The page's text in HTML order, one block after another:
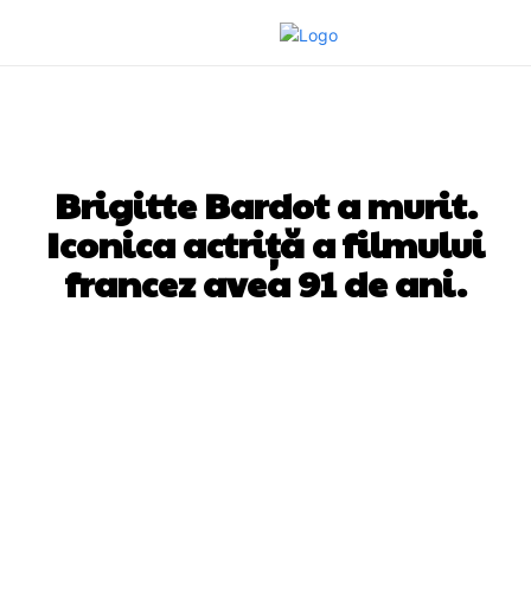
Brigitte Bardot a murit.
Iconica actriță a filmului
francez avea 91 de ani.